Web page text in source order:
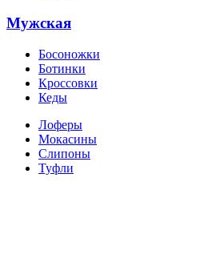
Мужская
Босоножки
Ботинки
Кроссовки
Кеды
Лоферы
Мокасины
Слипоны
Туфли